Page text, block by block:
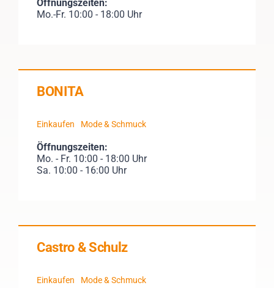
Öffnungszeiten:
Mo.-Fr. 10:00 - 18:00 Uhr
BONITA
Einkaufen Mode & Schmuck
Öffnungszeiten:
Mo. - Fr. 10:00 - 18:00 Uhr
Sa. 10:00 - 16:00 Uhr
Castro & Schulz
Einkaufen Mode & Schmuck